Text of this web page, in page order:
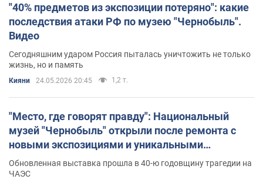
"40% предметов из экспозиции потеряно": какие
последствия атаки РФ по музею "Чернобыль".
Видео
Сегодняшним ударом Россия пыталась уничтожить не только
жизнь, но и память
Кияни 24.05.2026 20:45 1,2 т.
"Место, где говорят правду": Национальный
музей "Чернобыль" открыли после ремонта с
новыми экспозициями и уникальными
документами. Фото и видео
Обновленная выставка прошла в 40-ю годовщину трагедии на
ЧАЭС